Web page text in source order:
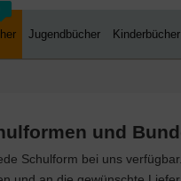
Jugendbücher Kinderbücher
und
Schulform bei uns